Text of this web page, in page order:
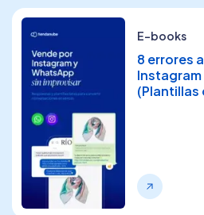
E-books
8 errores
(Plantillas